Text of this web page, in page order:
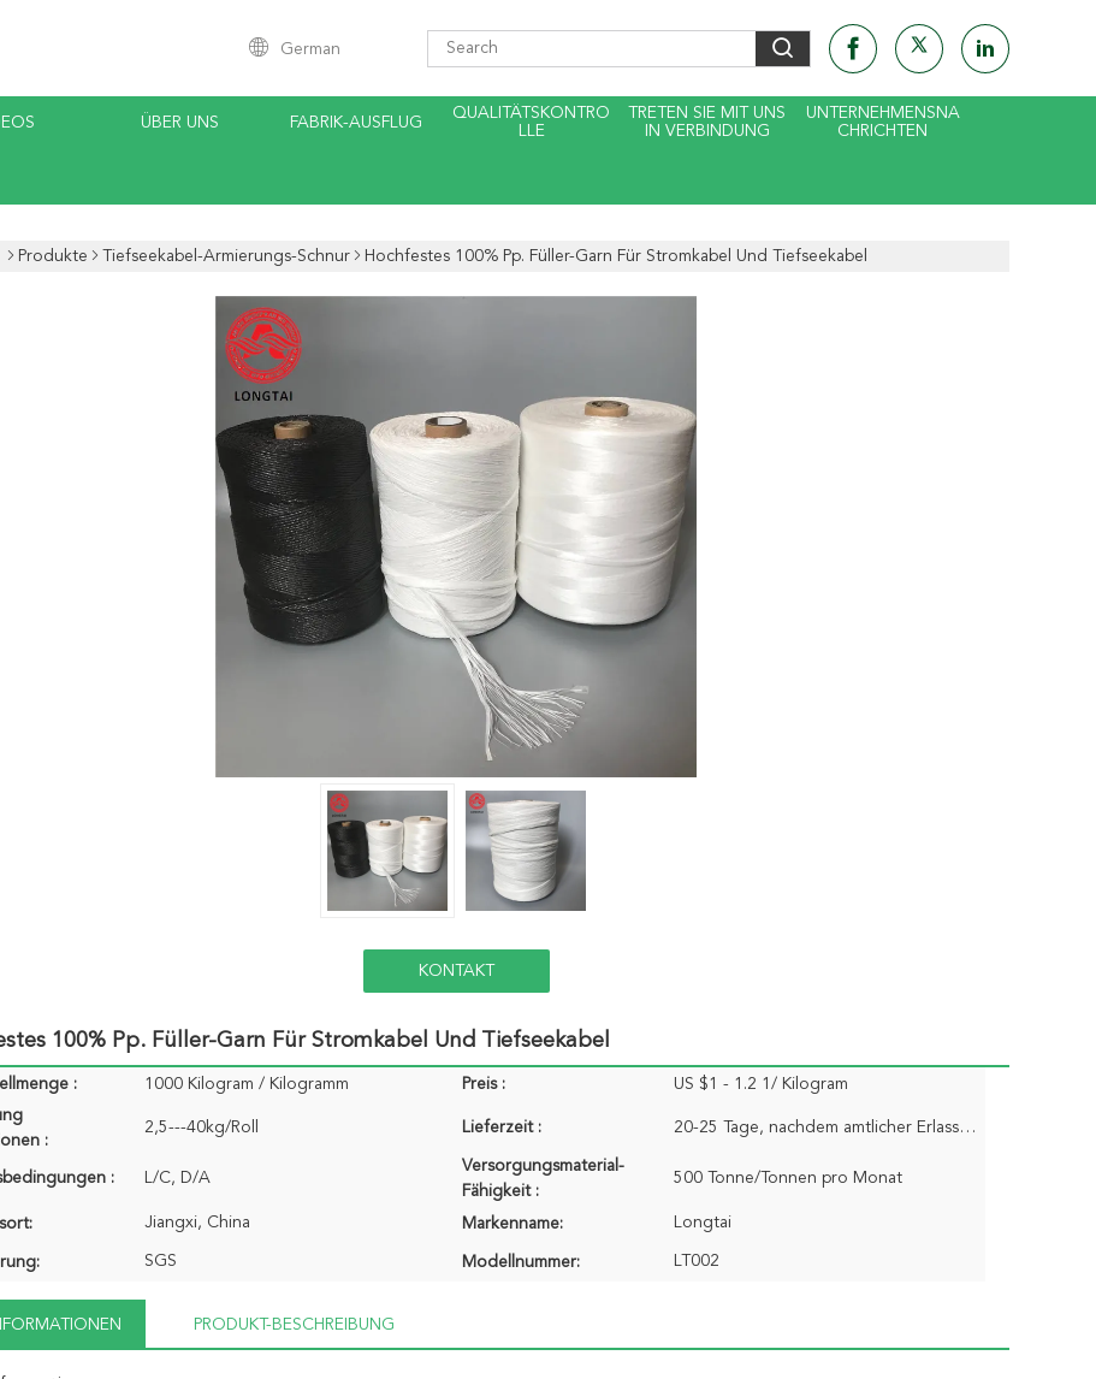
German
ÜBER UNS FABRIK-AUSFLUG
QUALITÄTSKONTRO
LLE
TRETEN SIE MIT UNS
IN VERBINDUNG
UNTERNEHMENSNA
CHRICHTEN
Produkte Tiefseekabel-Armierungs-Schnur Hochfestes 100% Pp. Füller-Garn Für Stromkabel Und Tiefseekabel
KONTAKT
100% Pp. Füller-Garn Für Stromkabel Und Tiefseekabel
: 1000 Kilogram / Kilogramm Preis :
US $1 - 1.2 1/ Kilogram
:
2,5---40kg/Roll Lieferzeit : 20-25 Tage, nachdem amtlicher Erlass empfangen worden ist
: L/C, D/A
Versorgungsmaterial-
Fähigkeit :
500 Tonne/Tonnen pro Monat
Jiangxi, China Markenname: Longtai
SGS Modellnummer: LT002
PRODUKT-BESCHREIBUNG